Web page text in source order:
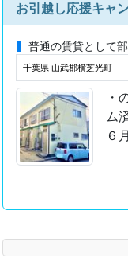
お引越し応援キャ
普通の賃貸として
千葉県 山武郡横芝光町
・
ム
６